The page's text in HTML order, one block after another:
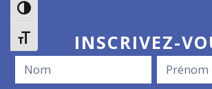
Passer en contraste élevé
Changer la taille de la police
INSCRIVEZ-
Formulaire
bénévole
Nom
prénom
Nom
prénom